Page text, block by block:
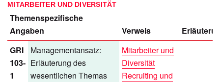
MITARBEITER UND DIVERSITÄT
Themenspezifische
Angaben
Verweis
GRI
103-
1
Managementansatz:
Erläuterung des
wesentlichen Themas
Mitarbeiter und
Diversität
Recruiting und